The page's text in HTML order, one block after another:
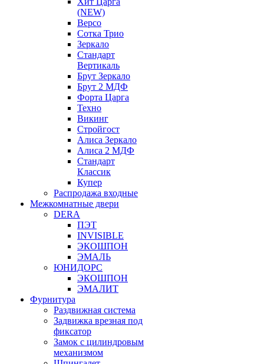
(NEW)
Версо
Сотка Трио
Зеркало
Стандарт
Вертикаль
Брут Зеркало
Брут 2 МДФ
Форта Царга
Техно
Викинг
Стройгост
Алиса Зеркало
Алиса 2 МДФ
Стандарт
Классик
Купер
Распродажа входные
Межкомнатные двери
DERA
ПЭТ
INVISIBLE
ЭКОШПОН
ЭМАЛЬ
ЮНИДОРС
ЭКОШПОН
ЭМАЛИТ
Фурнитура
Раздвижная система
Задвижка врезная под
фиксатор
Замок с цилиндровым
механизмом